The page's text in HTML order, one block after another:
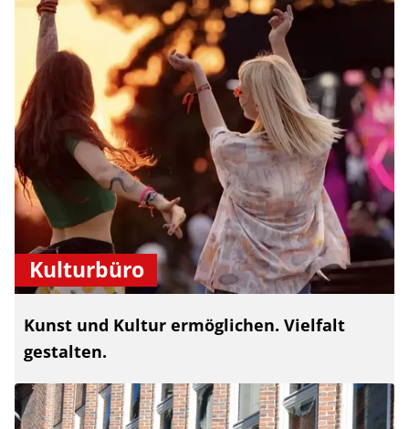
Kulturbüro
Kunst und Kultur ermöglichen. Vielfalt
gestalten.